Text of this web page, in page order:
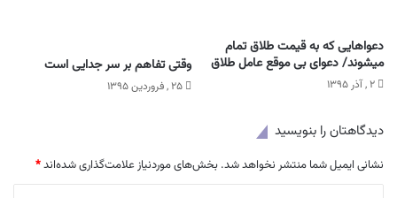
دعواهایی که به قیمت طلاق تمام
میشوند/ دعوای بی موقع عامل طلاق
۲ , آذر ۱۳۹۵
وقتی تفاهم بر سر جدایی است
۲۵ , فروردین ۱۳۹۵
دیدگاهتان را بنویسید
نشانی ایمیل شما منتشر نخواهد شد. بخش‌های موردنیاز علامت‌گذاری شده‌اند*